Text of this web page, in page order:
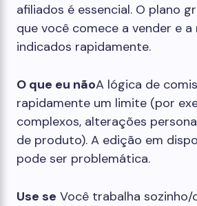
afiliados é essencial. O plano
que você comece a vender e a
indicados rapidamente.
O que eu nãoA lógica de
rapidamente um limite (por
complexos, alterações
de produto). A edição em
pode ser problemática.
Use se Você trabalha